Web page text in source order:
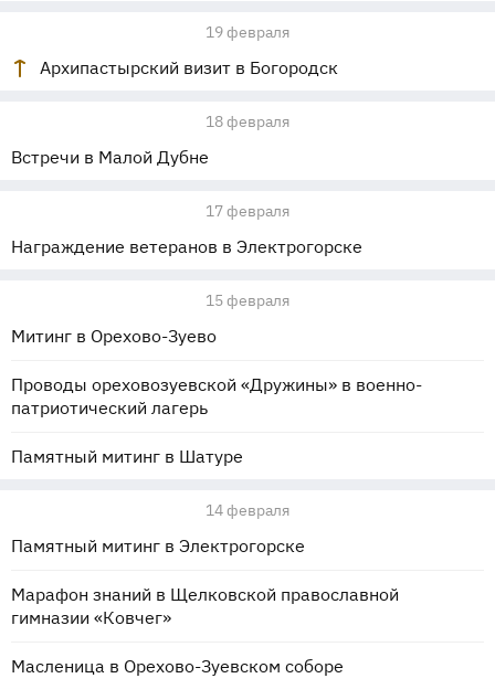
19 февраля
Архипастырский визит в Богородск
18 февраля
Встречи в Малой Дубне
17 февраля
Награждение ветеранов в Электрогорске
15 февраля
Митинг в Орехово-Зуево
Проводы ореховозуевской «Дружины» в военно-
патриотический лагерь
Памятный митинг в Шатуре
14 февраля
Памятный митинг в Электрогорске
Марафон знаний в Щелковской православной
гимназии «Ковчег»
Масленица в Орехово-Зуевском соборе